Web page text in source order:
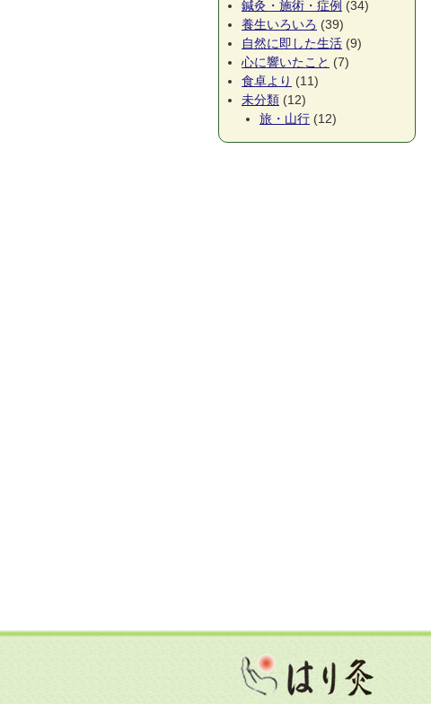
鍼灸・施術・症例 (34)
養生いろいろ (39)
自然に即した生活 (9)
心に響いたこと (7)
食卓より (11)
未分類 (12)
旅・山行 (12)